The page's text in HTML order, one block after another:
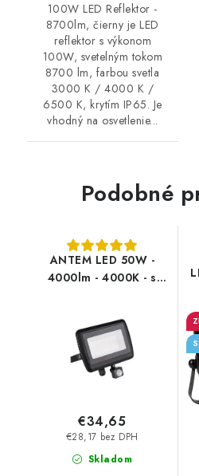
100W LED Reflektor -
8700lm, čierny je LED
reflektor s výkonom
100W, svetelným tokom
8700 lm, farbou svetla
3000 K / 4000 K /
6500 K, krytím IP65. Je
vhodný na osvetlenie...
Podobné
ANTEM LED 50W -
4000lm - 4000K - s
Skladom
€28,17 bez DPH
€34,65